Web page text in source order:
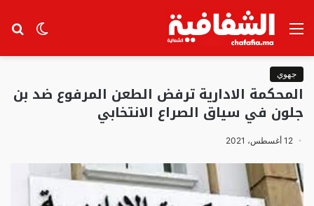
الوضع
القائمة
جهوي
المحكمة الادارية ترفض الطعن المرفوع ضد بن
جلون في سياق الصراع الانتخابي
12 أغسطس، 2021